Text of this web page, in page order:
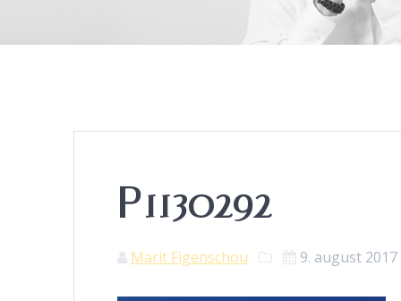
P1130292
Marit Figenschou 9. august 2017